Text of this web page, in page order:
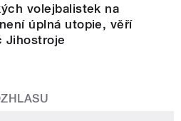
volejbalistek na
úplná utopie, věří
Jihostroje